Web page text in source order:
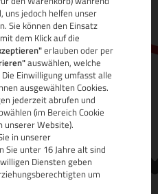
uns jedoch helfen unser
Sie können den Einsatz
dem Klick auf die
erlauben oder per
auswählen, welche
Einwilligung umfasst alle
ausgewählten Cookies.
jederzeit abrufen und
(im Bereich Cookie
unserer Website).
in unserer
Sie unter 16 Jahre alt sind
Diensten geben
um